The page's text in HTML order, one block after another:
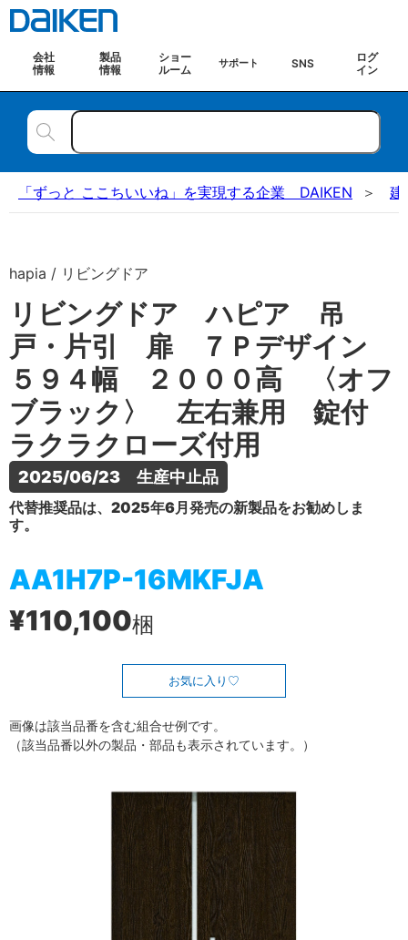
会社
情報
製品
情報
ショー
ルーム
サポート SNS
ログ
イン
「ずっと ここちいいね」を実現する企業 DAIKEN 建
hapia / リビングドア
リビングドア ハピア 吊
戸・片引 扉 ７Ｐデザイン
５９４幅 ２０００高 〈オフ
ブラック〉 左右兼用 錠付
ラクラクローズ付用
2025/06/23　生産中止品
代替推奨品は、2025年6月発売の新製品をお勧めしま
す。
AA1H7P-16MKFJA
¥110,100梱
お気に入り
画像は該当品番を含む組合せ例です。
（該当品番以外の製品・部品も表示されています。）